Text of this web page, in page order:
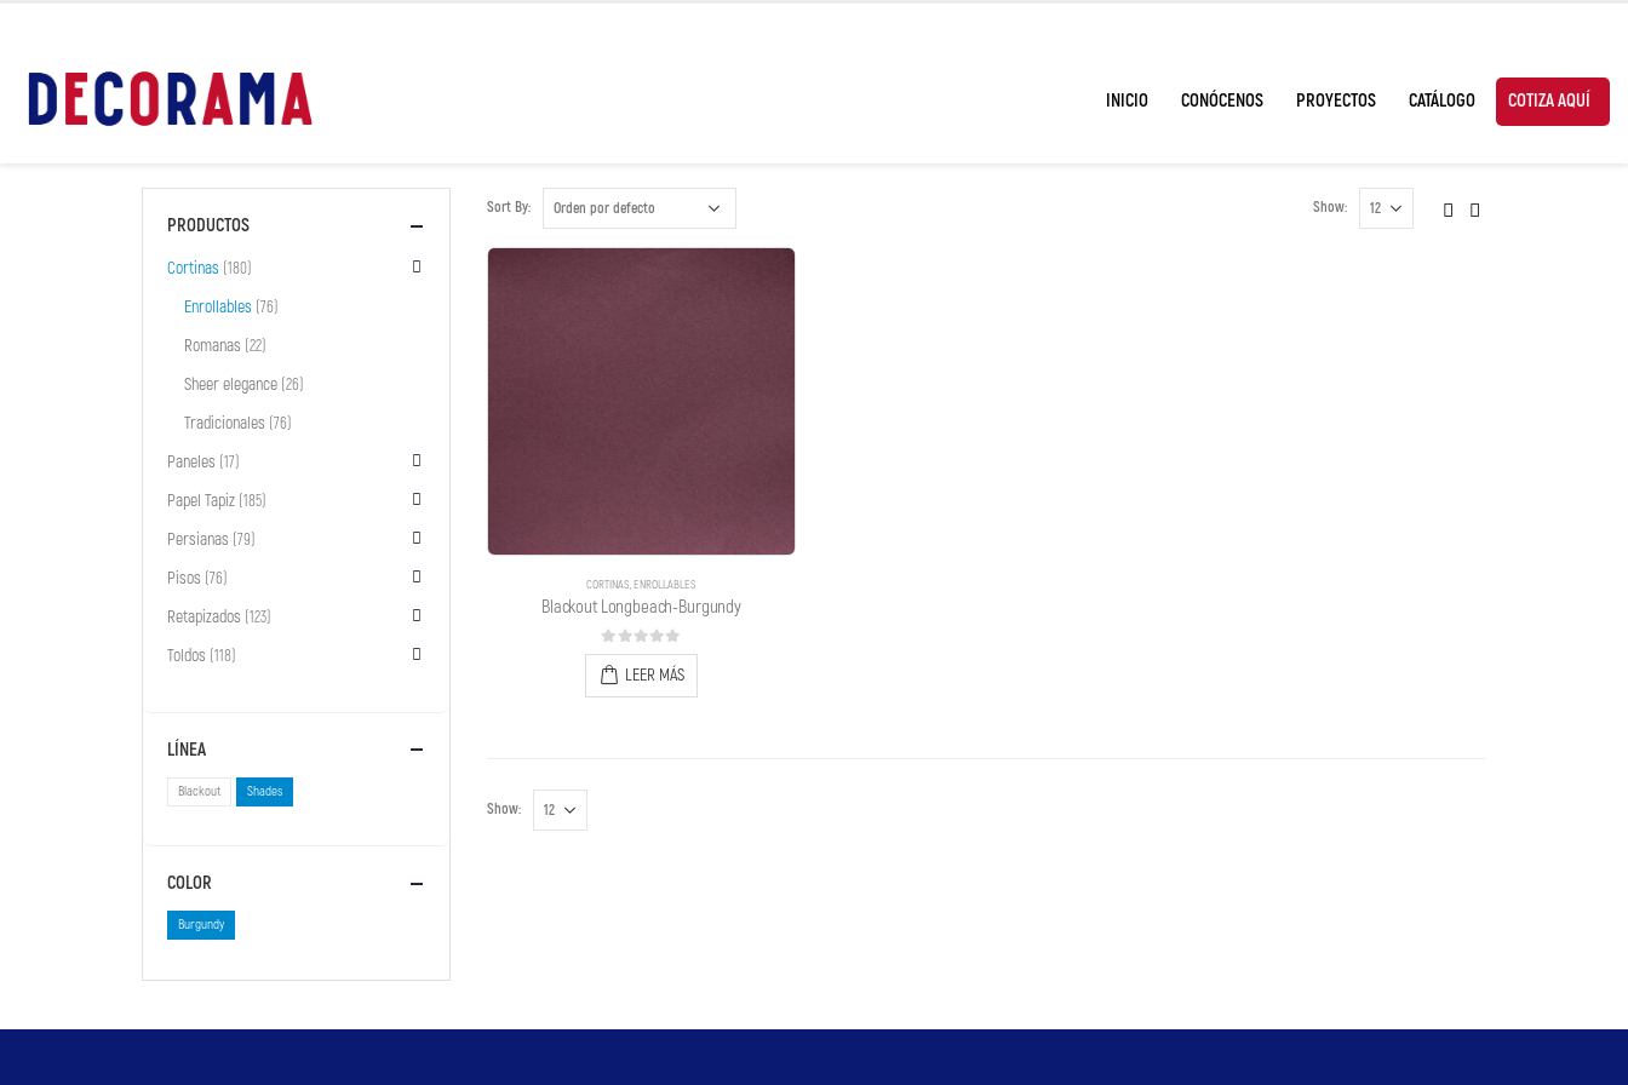
INICIO CONÓCENOS PROYECTOS CATÁLOGO COTIZA AQUÍ
Sort By: Show:
CORTINAS,ENROLLABLES
Blackout Longbeach-Burgundy
0out of 5
LEER MÁS
Show:
PRODUCTOS
Cortinas (180)
Enrollables (76)
Romanas (22)
Sheer elegance (26)
Tradicionales (76)
Paneles (17)
Papel Tapiz (185)
Persianas (79)
Pisos (76)
Retapizados (123)
Toldos (118)
LÍNEA
Blackout Shades
COLOR
Burgundy